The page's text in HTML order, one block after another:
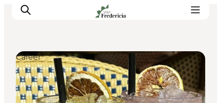
Det sker
Oplevelser
Cafeer